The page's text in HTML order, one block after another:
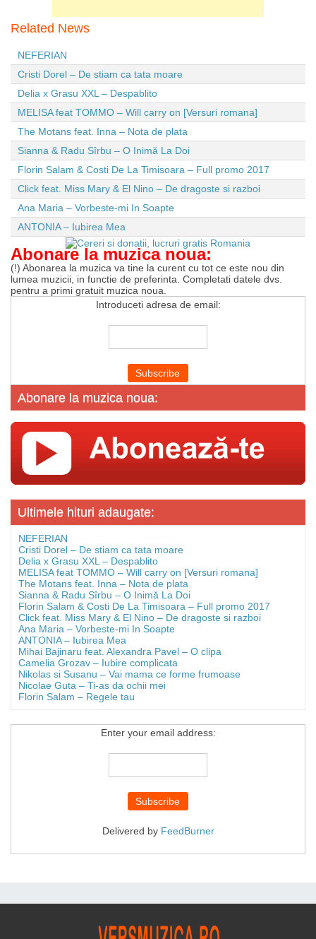
Related News
NEFERIAN
Cristi Dorel – De stiam ca tata moare
Delia x Grasu XXL – Despablito
MELISA feat TOMMO – Will carry on [Versuri romana]
The Motans feat. Inna – Nota de plata
Sianna & Radu Sîrbu – O Inimă La Doi
Florin Salam & Costi De La Timisoara – Full promo 2017
Click feat. Miss Mary & El Nino – De dragoste si razboi
Ana Maria – Vorbeste-mi In Soapte
ANTONIA – Iubirea Mea
Abonare la muzica noua:
(!) Abonarea la muzica va tine la curent cu tot ce este nou din
lumea muzicii, in functie de preferinta. Completati datele dvs.
pentru a primi gratuit muzica noua.
Introduceti adresa de email:
Abonare la muzica noua:
Ultimele hituri adaugate:
NEFERIAN
Cristi Dorel – De stiam ca tata moare
Delia x Grasu XXL – Despablito
MELISA feat TOMMO – Will carry on [Versuri romana]
The Motans feat. Inna – Nota de plata
Sianna & Radu Sîrbu – O Inimă La Doi
Florin Salam & Costi De La Timisoara – Full promo 2017
Click feat. Miss Mary & El Nino – De dragoste si razboi
Ana Maria – Vorbeste-mi In Soapte
ANTONIA – Iubirea Mea
Mihai Bajinaru feat. Alexandra Pavel – O clipa
Camelia Grozav – Iubire complicata
Nikolas si Susanu – Vai mama ce forme frumoase
Nicolae Guta – Ti-as da ochii mei
Florin Salam – Regele tau
Enter your email address:
Delivered by FeedBurner